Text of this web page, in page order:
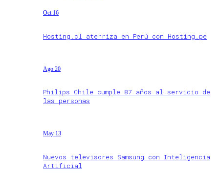
Oct 16
Hosting.cl aterriza en Perú con Hosting.pe
Ago 20
Philips Chile cumple 87 años al servicio de
las personas
May 13
Nuevos televisores Samsung con Inteligencia
Artificial